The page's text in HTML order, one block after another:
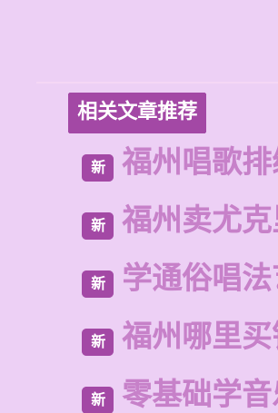
相关文章推荐
新 福州唱歌
新 福州卖尤
新 学通俗唱
新 福州哪里
新 零基础学